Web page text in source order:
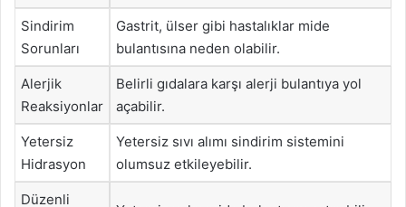
Sindirim
Sorunları
Gastrit, ülser gibi hastalıklar mide
bulantısına neden olabilir.
Alerjik
Reaksiyonlar
Belirli gıdalara karşı alerji bulantıya yol
açabilir.
Yetersiz
Hidrasyon
Yetersiz sıvı alımı sindirim sistemini
olumsuz etkileyebilir.
Düzenli